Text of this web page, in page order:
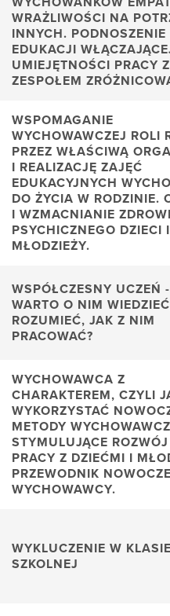
WRAŻLIWOŚCI NA
INNYCH. PODNOSZENIE
EDUKACJI
UMIEJĘTNOŚCI PRACY Z
ZESPOŁEM
WSPOMAGANIE
WYCHOWAWCZEJ ROLI
PRZEZ WŁAŚCIWĄ
I REALIZACJĘ ZAJĘĆ
EDUKACYJNYCH
DO ŻYCIA W RODZINIE.
I WZMACNIANIE
PSYCHICZNEGO DZIECI I
MŁODZIEŻY.
WSPÓŁCZESNY UCZEŃ
WARTO O NIM
ROZUMIEĆ, JAK Z NIM
PRACOWAĆ?
WYCHOWAWCA Z
CHARAKTEREM, CZYLI
WYKORZYSTAĆ
METODY
STYMULUJĄCE
PRACY Z DZIEĆMI I
PRZEWODNIK
WYCHOWAWCY.
WYKLUCZENIE W KLASIE
SZKOLNEJ